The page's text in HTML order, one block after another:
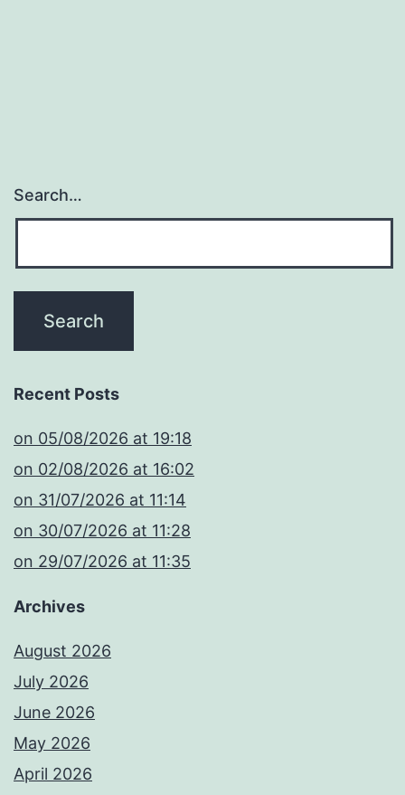
Search…
Recent Posts
​on 05/08/2026 at 19:18
​on 02/08/2026 at 16:02
​on 31/07/2026 at 11:14
​on 30/07/2026 at 11:28
​on 29/07/2026 at 11:35
Archives
August 2026
July 2026
June 2026
May 2026
April 2026